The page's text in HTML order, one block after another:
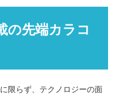
の先端カラコ
限らず、テクノロジーの面